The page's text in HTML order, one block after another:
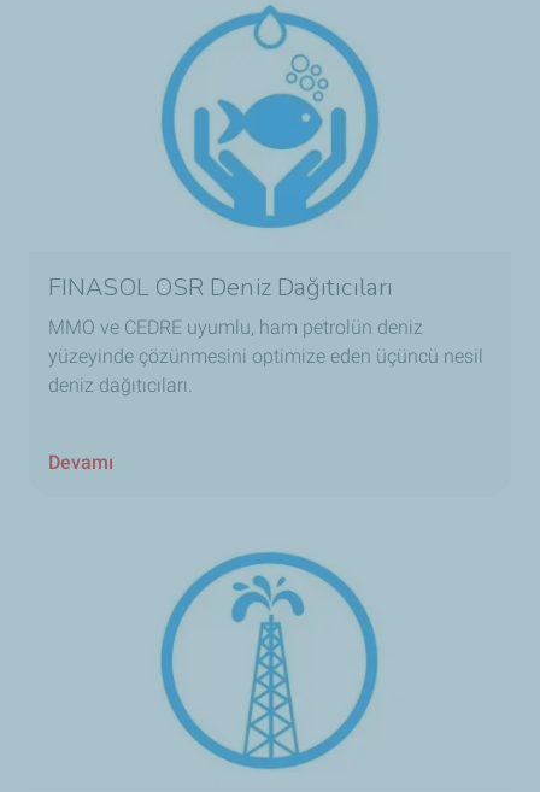
FINASOL OSR Deniz Dağıtıcıları
MMO ve CEDRE uyumlu, ham petrolün deniz
yüzeyinde çözünmesini optimize eden üçüncü nesil
deniz dağıtıcıları.
Devamı